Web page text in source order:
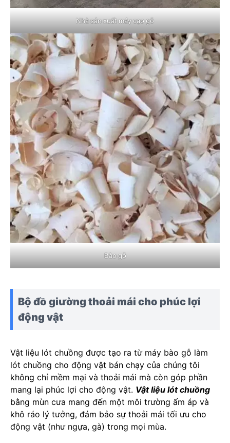
Nhà sản xuất máy cạo gỗ
Bào gỗ
Bộ đồ giường thoải mái cho phúc lợi
động vật
Vật liệu lót chuồng được tạo ra từ máy bào gỗ làm
lót chuồng cho động vật bán chạy của chúng tôi
không chỉ mềm mại và thoải mái mà còn góp phần
mang lại phúc lợi cho động vật. Vật liệu lót chuồng
bằng mùn cưa mang đến một môi trường ấm áp và
khô ráo lý tưởng, đảm bảo sự thoải mái tối ưu cho
động vật (như ngựa, gà) trong mọi mùa.